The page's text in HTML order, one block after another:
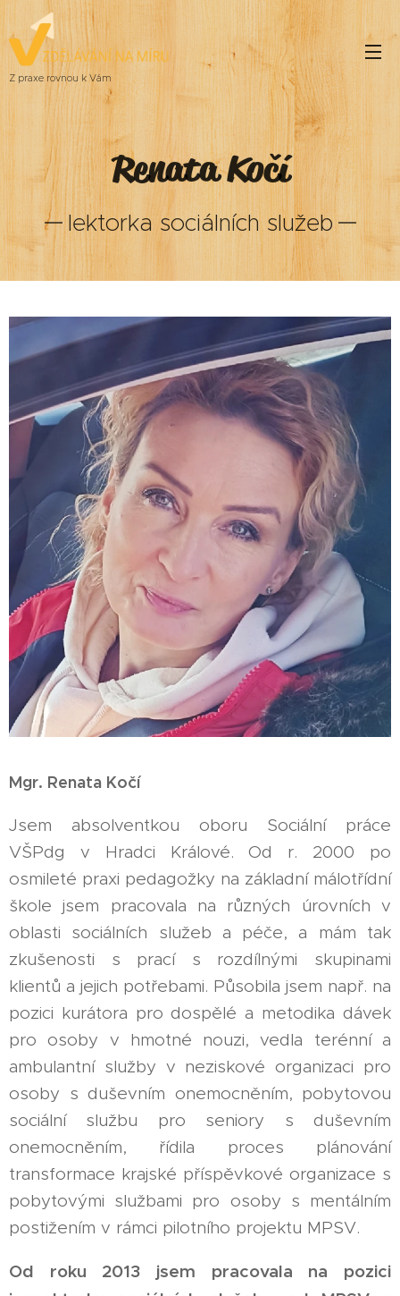
Z praxe rovnou k Vám
Renata Kočí
lektorka sociálních služeb
Mgr. Renata Kočí
Jsem absolventkou oboru Sociální práce
VŠPdg v Hradci Králové. Od r. 2000 po
osmileté praxi pedagožky na základní málotřídní
škole jsem pracovala na různých úrovních v
oblasti sociálních služeb a péče, a mám tak
zkušenosti s prací s rozdílnými skupinami
klientů a jejich potřebami. Působila jsem např. na
pozici kurátora pro dospělé a metodika dávek
pro osoby v hmotné nouzi, vedla terénní a
ambulantní služby v neziskové organizaci pro
osoby s duševním onemocněním, pobytovou
sociální službu pro seniory s duševním
onemocněním, řídila proces plánování
transformace krajské příspěvkové organizace s
pobytovými službami pro osoby s mentálním
postižením v rámci pilotního projektu MPSV.
Od roku 2013 jsem pracovala na pozici